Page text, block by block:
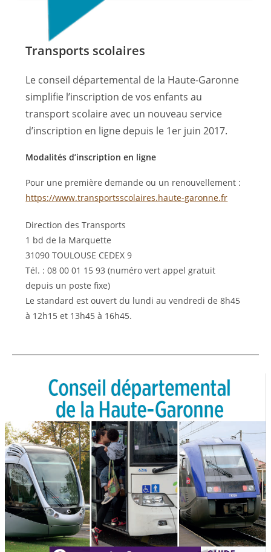
Transports scolaires
Le conseil départemental de la Haute-Garonne
simplifie l’inscription de vos enfants au
transport scolaire avec un nouveau service
d’inscription en ligne depuis le 1er juin 2017.
Modalités d’inscription en ligne
Pour une première demande ou un renouvellement :
https://www.transportsscolaires.haute-garonne.fr
Direction des Transports
1 bd de la Marquette
31090 TOULOUSE CEDEX 9
Tél. : 08 00 01 15 93 (numéro vert appel gratuit
depuis un poste fixe)
Le standard est ouvert du lundi au vendredi de 8h45
à 12h15 et 13h45 à 16h45.